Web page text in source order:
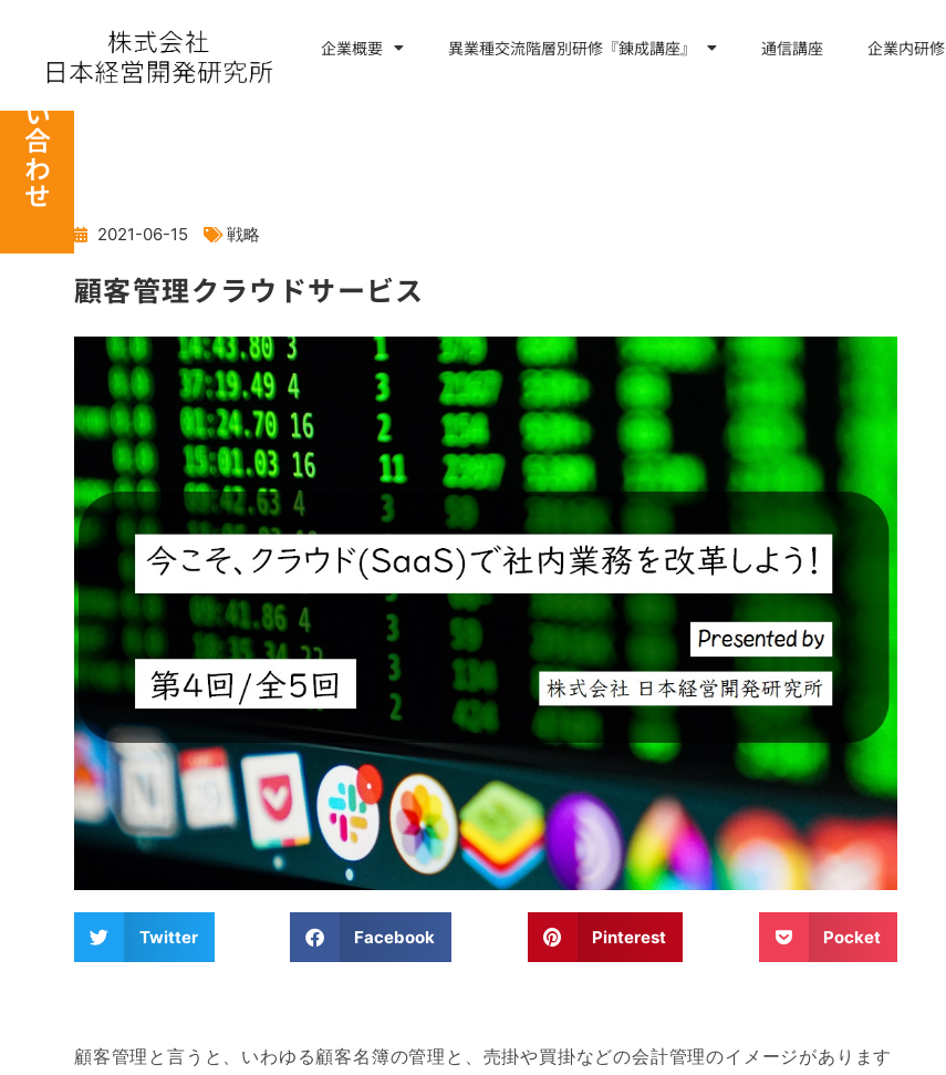
キ
企業概要 異業種交流階層別研修『錬成講座』 通信講座 企業内研修
お問い合わせ
2021-06-15 戦略
顧客管理クラウドサービス
Twitter Facebook Pinterest Pocket
顧客管理と言うと、いわゆる顧客名簿の管理と、売掛や買掛などの会計管理のイメージがあります